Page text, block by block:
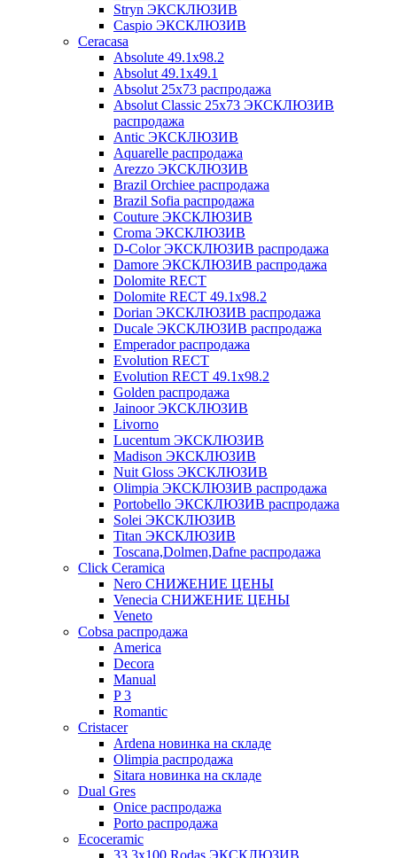
Stryn ЭКСКЛЮЗИВ
Сaspio ЭКСКЛЮЗИВ
Ceracasa
Absolute 49.1x98.2
Absolut 49.1x49.1
Absolut 25x73 распродажа
Absolut Classic 25x73 ЭКСКЛЮЗИВ
распродажа
Antic ЭКСКЛЮЗИВ
Aquarelle распродажа
Arezzo ЭКСКЛЮЗИВ
Brazil Orchiee распродажа
Brazil Sofia распродажа
Couture ЭКСКЛЮЗИВ
Croma ЭКСКЛЮЗИВ
D-Color ЭКСКЛЮЗИВ распродажа
Damore ЭКСКЛЮЗИВ распродажа
Dolomite RECT
Dolomite RECT 49.1x98.2
Dorian ЭКСКЛЮЗИВ распродажа
Ducale ЭКСКЛЮЗИВ распродажа
Emperador распродажа
Evolution RECT
Evolution RECT 49.1x98.2
Golden распродажа
Jainoor ЭКСКЛЮЗИВ
Livorno
Lucentum ЭКСКЛЮЗИВ
Madison ЭКСКЛЮЗИВ
Nuit Gloss ЭКСКЛЮЗИВ
Olimpia ЭКСКЛЮЗИВ распродажа
Portobello ЭКСКЛЮЗИВ распродажа
Solei ЭКСКЛЮЗИВ
Titan ЭКСКЛЮЗИВ
Toscana,Dolmen,Dafne распродажа
Cliсk Ceramica
Nero СНИЖЕНИЕ ЦЕНЫ
Venecia СНИЖЕНИЕ ЦЕНЫ
Veneto
Cobsa распродажа
America
Decora
Manual
P 3
Romantic
Cristacer
Ardena новинка на складе
Olimpia распродажа
Sitara новинка на складе
Dual Gres
Onice распродажа
Porto распродажа
Ecoceramic
33.3х100 Rodas ЭКСКЛЮЗИВ